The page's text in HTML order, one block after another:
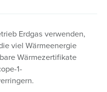
Erdgas verwenden,
viel Wärmeenergie
Wärmezertifikate
1-